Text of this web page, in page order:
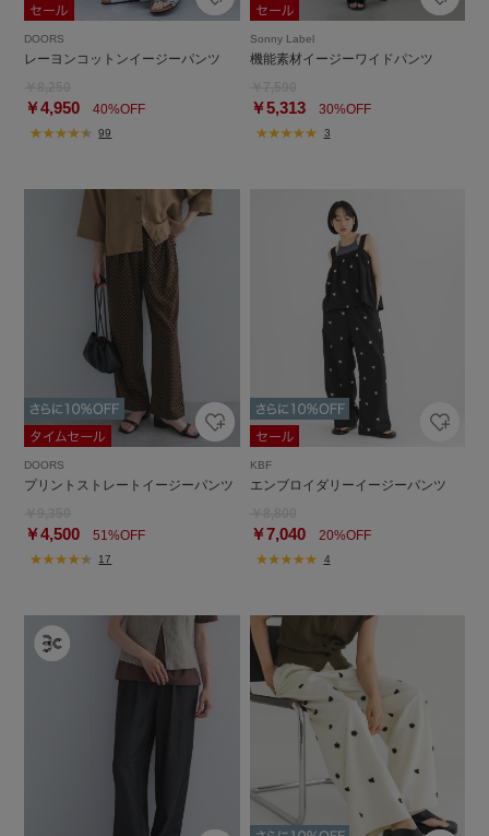
DOORS
レーヨンコットンイージーパンツ
￥4,950 40%OFF
99
Sonny Label
機能素材イージーワイドパンツ
￥5,31330%OFF
3
DOORS
プリントストレートイージーパンツ
￥4,500 51%OFF
17
KBF
エンブロイダリーイージーパンツ
￥7,04020%OFF
4